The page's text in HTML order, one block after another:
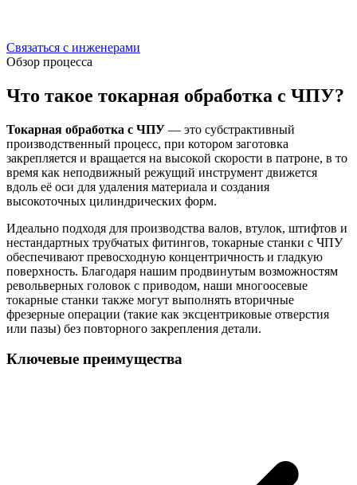
Связаться с инженерами
Обзор процесса
Что такое токарная обработка с ЧПУ?
Токарная обработка с ЧПУ — это субстрактивный
производственный процесс, при котором заготовка
закрепляется и вращается на высокой скорости в патроне, в то
время как неподвижный режущий инструмент движется
вдоль её оси для удаления материала и создания
высокоточных цилиндрических форм.
Идеально подходя для производства валов, втулок, штифтов и
нестандартных трубчатых фитингов, токарные станки с ЧПУ
обеспечивают превосходную концентричность и гладкую
поверхность. Благодаря нашим продвинутым возможностям
револьверных головок с приводом, наши многоосевые
токарные станки также могут выполнять вторичные
фрезерные операции (такие как эксцентриковые отверстия
или пазы) без повторного закрепления детали.
Ключевые преимущества